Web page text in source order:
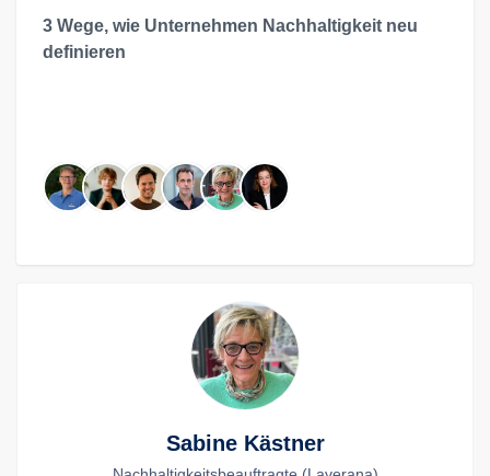
3 Wege, wie Unternehmen Nachhaltigkeit neu
definieren
Sabine Kästner